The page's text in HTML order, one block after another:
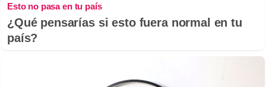
Esto no pasa en tu país
¿Qué pensarías si esto fuera normal en tu
país?